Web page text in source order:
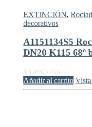
EXTINCIÓN,
decorativos
A1151134S5
DN20 K115 68º
13,38€ + IVA
Añadir al carrito